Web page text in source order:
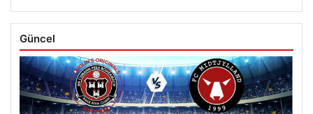
Güncel